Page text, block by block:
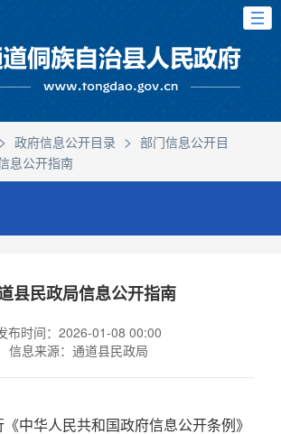
> 政府信息公开目录 > 部门信息公开目
息公开指南
县民政局信息公开指南
布时间：2026-01-08 00:00
信息来源：通道县民政局
中华人民共和国政府信息公开条例》